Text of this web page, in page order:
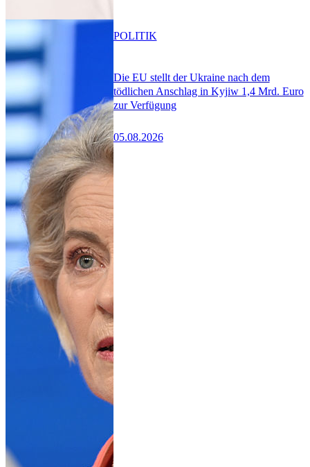
Die EU stellt der Ukraine nach dem
tödlichen Anschlag in Kyjiw 1,4 Mrd. Euro
zur Verfügung
05.08.2026
POLITIK